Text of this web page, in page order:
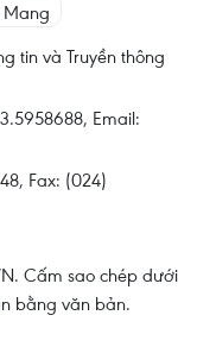
tin và Truyền thông
Email:
Fax: (024)
Cấm sao chép dưới
bằng văn bản.